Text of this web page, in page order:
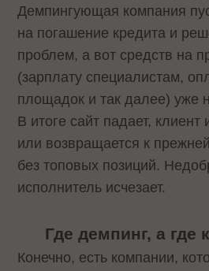
Демпингующая компания
на погашение кредита и
проблем, а вот средств на
(зарплату специалистам,
площадок и так далее) уже
В итоге сайт падает, клиент
или возвращается к
без топовых позиций.
исполнитель исчезает.
Где демпинг, а где
Конечно, есть компании,